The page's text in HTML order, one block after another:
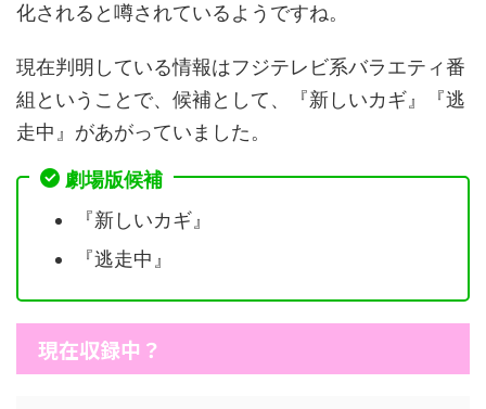
化されると噂されているようですね。
現在判明している情報はフジテレビ系バラエティ番
組ということで、候補として、『新しいカギ』『逃
走中』があがっていました。
劇場版候補
『新しいカギ』
『逃走中』
現在収録中？